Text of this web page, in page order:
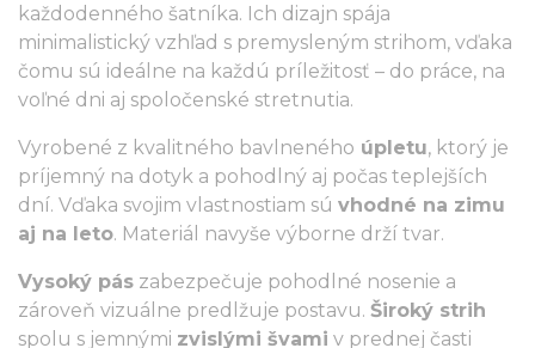
každodenného šatníka. Ich dizajn spája
minimalistický vzhľad s premysleným strihom, vďaka
čomu sú ideálne na každú príležitosť – do práce, na
voľné dni aj spoločenské stretnutia.
Vyrobené z kvalitného bavlneného úpletu, ktorý je
príjemný na dotyk a pohodlný aj počas teplejších
dní. Vďaka svojim vlastnostiam sú vhodné na zimu
aj na leto. Materiál navyše výborne drží tvar.
Vysoký pás zabezpečuje pohodlné nosenie a
zároveň vizuálne predlžuje postavu. Široký strih
spolu s jemnými zvislými švami v prednej časti